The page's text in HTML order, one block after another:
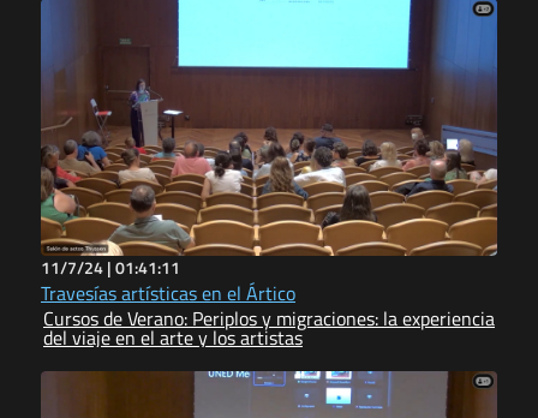
11/7/24 |01:41:11
Travesías artísticas en el Ártico
Cursos de Verano: Periplos y migraciones: la experiencia
del viaje en el arte y los artistas